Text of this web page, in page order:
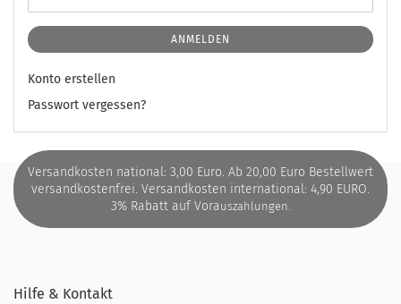
ANMELDEN
Konto erstellen
Passwort vergessen?
Versandkosten national: 3,00 Euro. Ab 20,00 Euro Bestellwert
versandkostenfrei. Versandkosten international: 4,90 EURO.
3% Rabatt auf Vorauszahlungen.
Hilfe & Kontakt